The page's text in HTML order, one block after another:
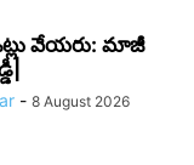
వేయరు: మాజీ
- 8 August 2026